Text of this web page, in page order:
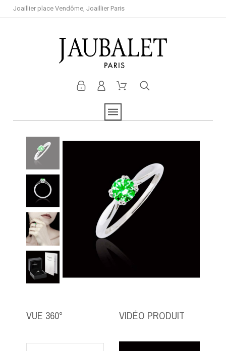
Joaillier place Vendôme, Joaillier Paris
VUE 360° VIDÉO PRODUIT